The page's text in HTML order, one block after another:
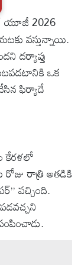
యూజీ 2026
వస్తున్నాయి.
దర్యాప్తు
ఒక
ఫిర్యాదే
కేరళలో
రోజు రాత్రి అతడికి
వచ్చింది.